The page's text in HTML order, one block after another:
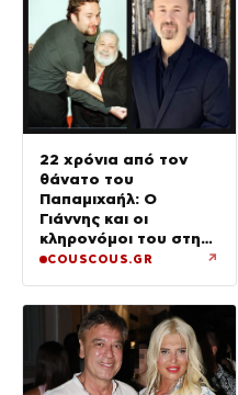
22 χρόνια από τον
θάνατο του
Παπαμιχαήλ: Ο
Γιάννης και οι
κληρονόμοι του στη
διαθήκη
COUSCOUS.GR ↗